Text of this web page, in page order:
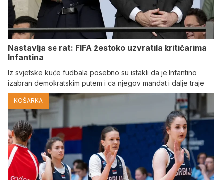
Nastavlja se rat: FIFA žestoko uzvratila kritičarima
Infantina
Iz svjetske kuće fudbala posebno su istakli da je Infantino
izabran demokratskim putem i da njegov mandat i dalje traje
KOŠARKA